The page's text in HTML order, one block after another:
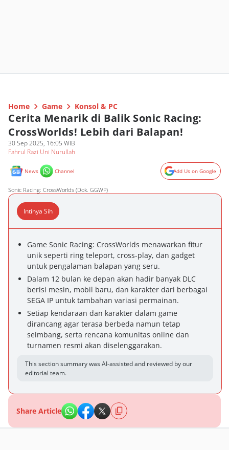
Home Game Konsol & PC
Cerita Menarik di Balik Sonic Racing:
CrossWorlds! Lebih dari Balapan!
30 Sep 2025, 16:05 WIB
Fahrul Razi Uni Nurullah
News Channel Add Us on Google
Sonic Racing: CrossWorlds (Dok. GGWP)
Intinya Sih
Game Sonic Racing: CrossWorlds menawarkan fitur
unik seperti ring teleport, cross-play, dan gadget
untuk pengalaman balapan yang seru.
Dalam 12 bulan ke depan akan hadir banyak DLC
berisi mesin, mobil baru, dan karakter dari berbagai
SEGA IP untuk tambahan variasi permainan.
Setiap kendaraan dan karakter dalam game
dirancang agar terasa berbeda namun tetap
seimbang, serta rencana komunitas online dan
turnamen resmi akan diselenggarakan.
This section summary was AI-assisted and reviewed by our
editorial team.
Share Article